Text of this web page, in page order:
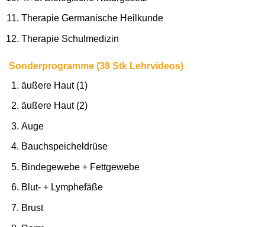
Therapie Germanische Heilkunde
Therapie Schulmedizin
Sonderprogramme (38 Stk Lehrvideos)
äußere Haut (1)
äußere Haut (2)
Auge
Bauchspeicheldrüse
Bindegewebe + Fettgewebe
Blut- + Lymphefäße
Brust